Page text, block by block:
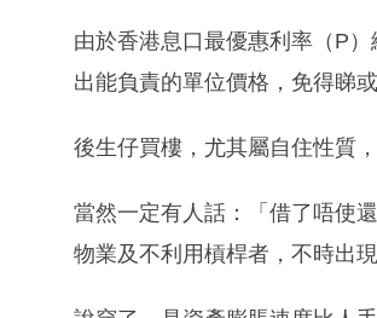
由於香港息口最優惠利率（P
出能負責的單位價格，免得睇
後生仔買樓，尤其屬自住性質，
當然一定有人話：「借了唔使
物業及不利用槓桿者，不時出